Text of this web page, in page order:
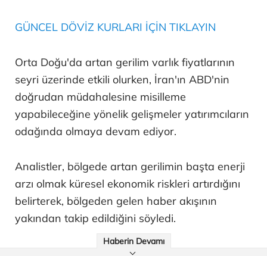
GÜNCEL DÖVİZ KURLARI İÇİN TIKLAYIN
Orta Doğu'da artan gerilim varlık fiyatlarının
seyri üzerinde etkili olurken, İran'ın ABD'nin
doğrudan müdahalesine misilleme
yapabileceğine yönelik gelişmeler yatırımcıların
odağında olmaya devam ediyor.
Analistler, bölgede artan gerilimin başta enerji
arzı olmak küresel ekonomik riskleri artırdığını
belirterek, bölgeden gelen haber akışının
yakından takip edildiğini söyledi.
Haberin Devamı